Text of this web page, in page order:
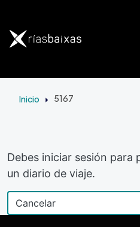
Inicio 5167
Debes iniciar sesión para
un diario de viaje.